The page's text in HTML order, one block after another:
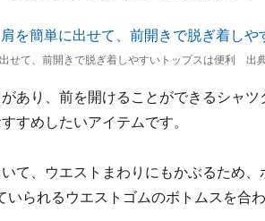
出せて、前開きで脱ぎ着しやすいトップスは便利 出
あり、前を開けることができるシャ
すめしたいアイテムです。
て、ウエストまわりにもかぶるため
いられるウエストゴムのボトムスを合